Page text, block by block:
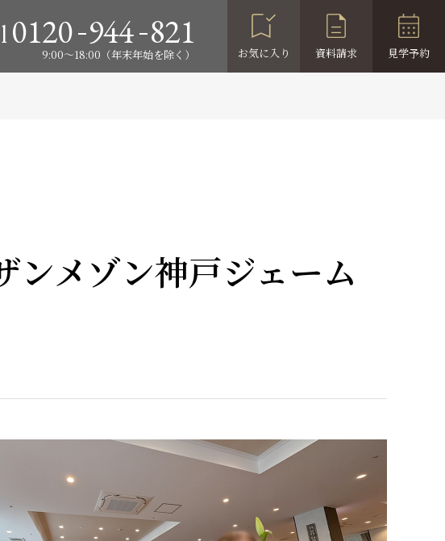
0120-944-821
9:00～18:00（年末年始を除く） お気に入り 資料請求 見学予約
メゾン神戸ジェーム